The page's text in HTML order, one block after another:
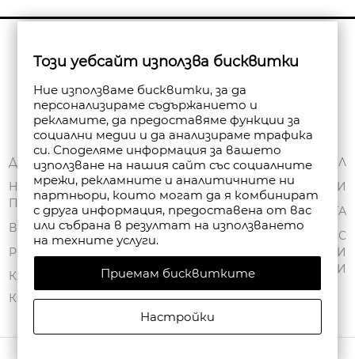
Абониране
ДОСТАВКА
НАЧИНИ НА
ПЛАЩАНЕ
ВРЪЩАНЕ
РЕКЛАМАЦИИ
КАРТА НА САЙТА
КОНТАКТИ
ЗА НАС
ОБЩИ УСЛОВИЯ
ПОЛИТИКА ЗА
ПОВЕРИТЕЛНОСТ
FAN POINT CLUB
МАГАЗИНИ
МОЯТ ПРОФИЛ
ПОРЪЧКИ
ЧАНТА
СПИСЪК С
ЖЕЛАНИ
ПРОДУКТИ
Този уебсайт използва бисквитки
Ние използваме бисквитки, за да
персонализираме съдържанието и
рекламите, да предоставяме функции за
социални медии и да анализираме трафика
си. Споделяме информация за вашето
използване на нашия сайт със социалните
мрежи, рекламните и аналитичните ни
партньори, които могат да я комбинират
с друга информация, предоставена от вас
или събрана в резултат на използването
на техните услуги.
Приемам бисквитките
Настройки